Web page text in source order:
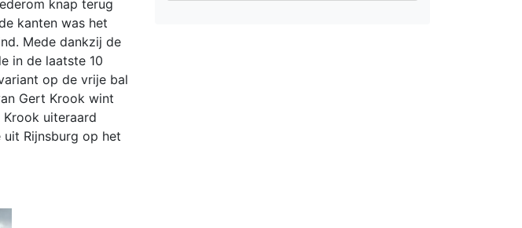
knap terug
kanten was het
Mede dankzij de
in de laatste 10
op de vrije bal
Gert Krook wint
uiteraard
Rijnsburg op het